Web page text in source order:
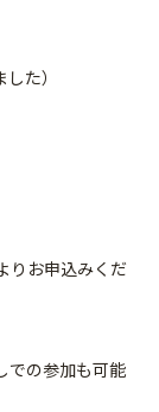
た）
りお申込みくだ
での参加も可能